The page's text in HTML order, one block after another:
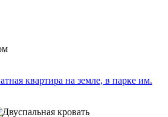
квартира на земле, в парке им.